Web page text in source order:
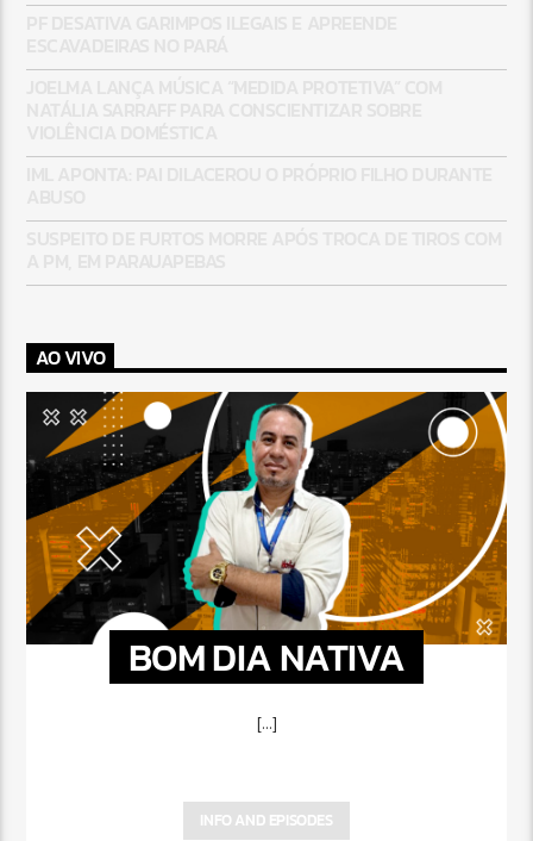
AO VIVO
BOM DIA NATIVA
[...]
INFO AND EPISODES